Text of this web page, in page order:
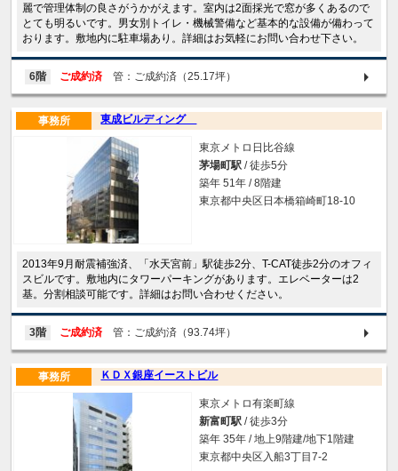
麗で管理体制の良さがうかがえます。室内は2面採光で窓が多くあるので
とても明るいです。男女別トイレ・機械警備など基本的な設備が備わって
おります。敷地内に駐車場あり。詳細はお気軽にお問い合わせ下さい。
6階 ご成約済 管：ご成約済（25.17坪）
東成ビルディング
事務所
東京メトロ日比谷線
茅場町駅 / 徒歩5分
築年 51年 / 8階建
東京都中央区日本橋箱崎町18-10
2013年9月耐震補強済、「水天宮前」駅徒歩2分、T-CAT徒歩2分のオフィ
スビルです。敷地内にタワーパーキングがあります。エレベーターは2
基。分割相談可能です。詳細はお問い合わせください。
3階 ご成約済 管：ご成約済（93.74坪）
ＫＤＸ銀座イーストビル
事務所
東京メトロ有楽町線
新富町駅 / 徒歩3分
築年 35年 / 地上9階建/地下1階建
東京都中央区入船3丁目7-2